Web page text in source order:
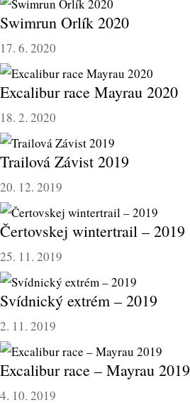
Swimrun Orlík 2020
17. 6. 2020
Excalibur race Mayrau 2020
18. 2. 2020
Trailová Závist 2019
20. 12. 2019
Čertovskej wintertrail – 2019
25. 11. 2019
Svídnický extrém – 2019
2. 11. 2019
Excalibur race – Mayrau 2019
4. 10. 2019